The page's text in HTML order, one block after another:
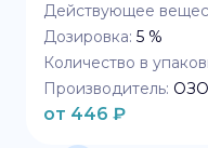
Действующее
Дозировка: 5 %
Количество в
Производитель:
от 446 ₽